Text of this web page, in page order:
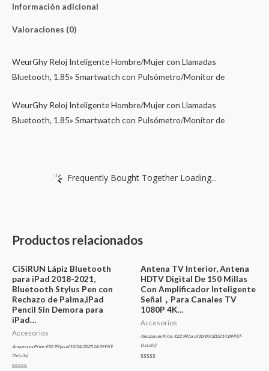
Información adicional
Valoraciones (0)
WeurGhy Reloj Inteligente Hombre/Mujer con Llamadas
Bluetooth, 1.85» Smartwatch con Pulsómetro/Monitor de
WeurGhy Reloj Inteligente Hombre/Mujer con Llamadas
Bluetooth, 1.85» Smartwatch con Pulsómetro/Monitor de
Frequently Bought Together Loading...
Productos relacionados
CiSiRUN Lápiz Bluetooth
para iPad 2018-2021,
Bluetooth Stylus Pen con
Rechazo de Palma,iPad
Pencil Sin Demora para
iPad…
Accesorios
Amazon.es Price:€32.99(as of 10/04/2023 14:09 PST-
Details)
Antena TV Interior, Antena
HDTV Digital De 150 Millas
Con Amplificador Inteligente
Señal，Para Canales TV
1080P 4K…
Accesorios
Amazon.es Price:€22.99(as of 10/04/2023 14:09 PST-
Details)